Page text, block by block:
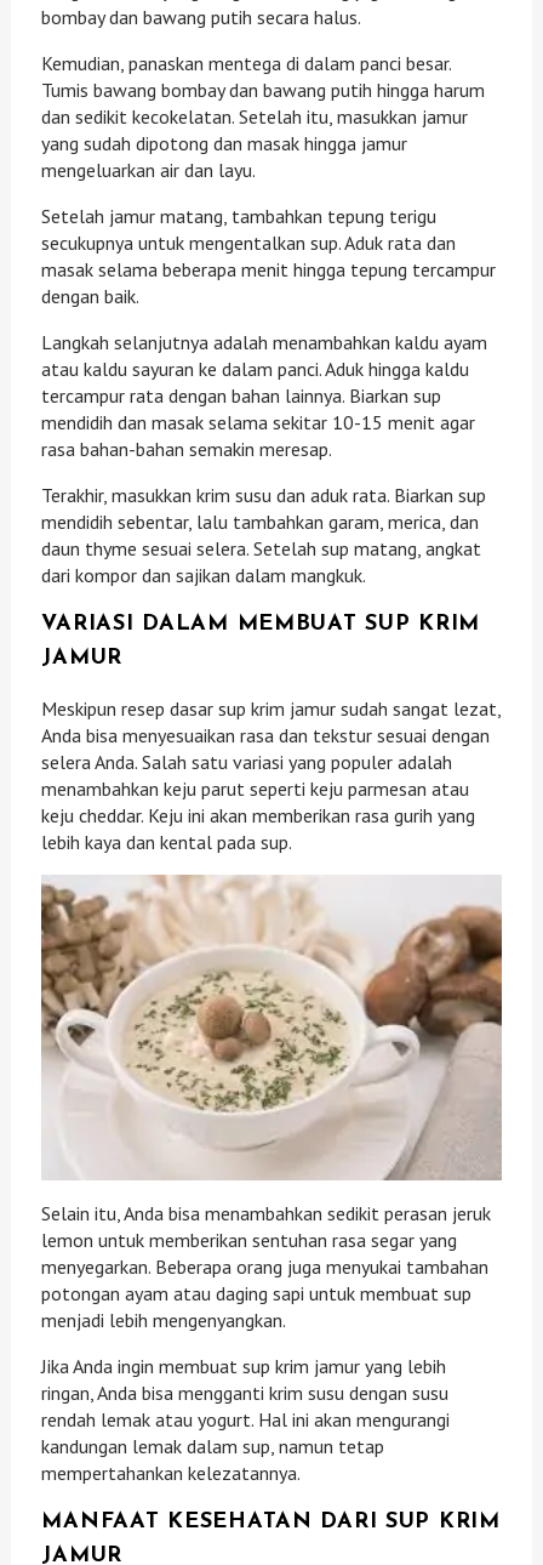
bombay dan bawang putih secara halus.
Kemudian, panaskan mentega di dalam panci besar.
Tumis bawang bombay dan bawang putih hingga harum
dan sedikit kecokelatan. Setelah itu, masukkan jamur
yang sudah dipotong dan masak hingga jamur
mengeluarkan air dan layu.
Setelah jamur matang, tambahkan tepung terigu
secukupnya untuk mengentalkan sup. Aduk rata dan
masak selama beberapa menit hingga tepung tercampur
dengan baik.
Langkah selanjutnya adalah menambahkan kaldu ayam
atau kaldu sayuran ke dalam panci. Aduk hingga kaldu
tercampur rata dengan bahan lainnya. Biarkan sup
mendidih dan masak selama sekitar 10-15 menit agar
rasa bahan-bahan semakin meresap.
Terakhir, masukkan krim susu dan aduk rata. Biarkan sup
mendidih sebentar, lalu tambahkan garam, merica, dan
daun thyme sesuai selera. Setelah sup matang, angkat
dari kompor dan sajikan dalam mangkuk.
VARIASI DALAM MEMBUAT SUP KRIM
JAMUR
Meskipun resep dasar sup krim jamur sudah sangat lezat,
Anda bisa menyesuaikan rasa dan tekstur sesuai dengan
selera Anda. Salah satu variasi yang populer adalah
menambahkan keju parut seperti keju parmesan atau
keju cheddar. Keju ini akan memberikan rasa gurih yang
lebih kaya dan kental pada sup.
Selain itu, Anda bisa menambahkan sedikit perasan jeruk
lemon untuk memberikan sentuhan rasa segar yang
menyegarkan. Beberapa orang juga menyukai tambahan
potongan ayam atau daging sapi untuk membuat sup
menjadi lebih mengenyangkan.
Jika Anda ingin membuat sup krim jamur yang lebih
ringan, Anda bisa mengganti krim susu dengan susu
rendah lemak atau yogurt. Hal ini akan mengurangi
kandungan lemak dalam sup, namun tetap
mempertahankan kelezatannya.
MANFAAT KESEHATAN DARI SUP KRIM
JAMUR